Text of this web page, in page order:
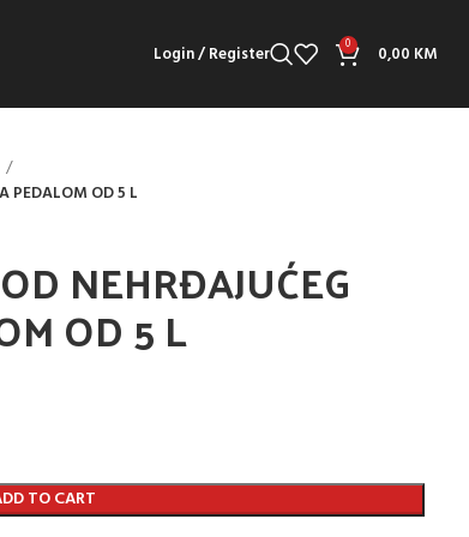
Login / Register 0 0,00 KM
PEDALOM OD 5 L
NEHRĐAJUĆEG
OD 5 L
TO CART